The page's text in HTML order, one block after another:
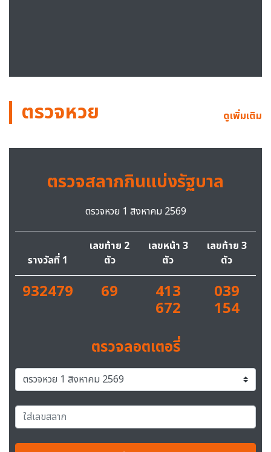
ตรวจหวย ดูเพิ่มเติม
ตรวจสลากกินแบ่งรัฐบาล
ตรวจหวย 1 สิงหาคม 2569
รางวัลที่ 1
เลขท้าย 2
ตัว
เลขหน้า 3
ตัว
เลขท้าย 3
ตัว
932479 69 413
672
039
154
ตรวจลอตเตอรี่